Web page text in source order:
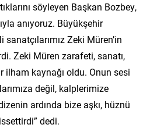
söyleyen Başkan Bozbey,
anıyoruz. Büyükşehir
Zeki Müren’in
Zeki Müren zarafeti, sanatı,
ilham kaynağı oldu. Onun sesi
değil, kalplerimize
ardında bize aşkı, hüznü
dedi.